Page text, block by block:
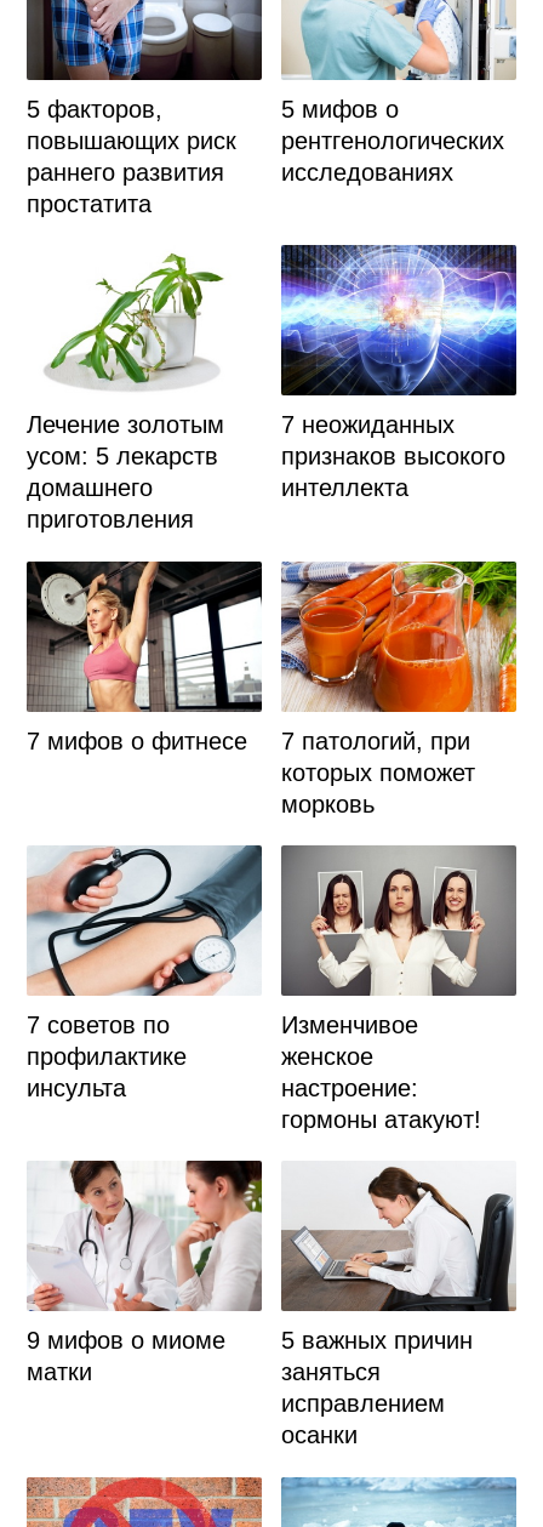
5 факторов,
повышающих риск
раннего развития
простатита
5 мифов о
рентгенологических
исследованиях
Лечение золотым
усом: 5 лекарств
домашнего
приготовления
7 неожиданных
признаков высокого
интеллекта
7 мифов о фитнесе
7 патологий, при
которых поможет
морковь
7 советов по
профилактике
инсульта
Изменчивое
женское
настроение:
гормоны атакуют!
9 мифов о миоме
матки
5 важных причин
заняться
исправлением
осанки